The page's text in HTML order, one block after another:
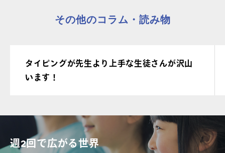
その他のコラム・読み物
タイピングが先生より上手な生徒さんが沢山
います！
週2回で広がる世界